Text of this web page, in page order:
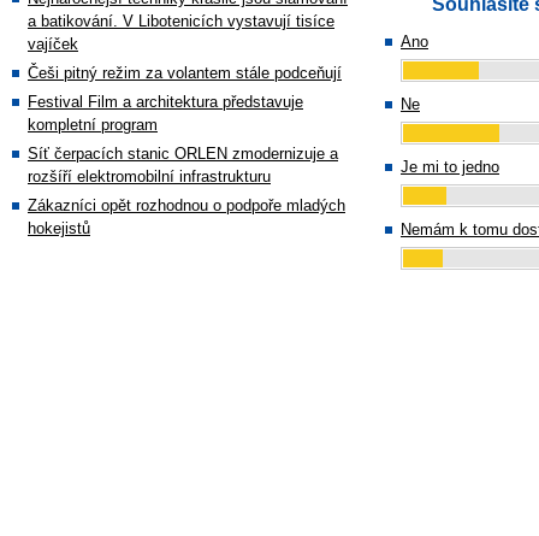
a batikování. V Libotenicích vystavují tisíce
vajíček
Češi pitný režim za volantem stále podceňují
Festival Film a architektura představuje
kompletní program
Síť čerpacích stanic ORLEN zmodernizuje a
rozšíří elektromobilní infrastrukturu
Zákazníci opět rozhodnou o podpoře mladých
hokejistů
Souhlasíte
Ano
Ne
Je mi to jedno
Nemám k tomu